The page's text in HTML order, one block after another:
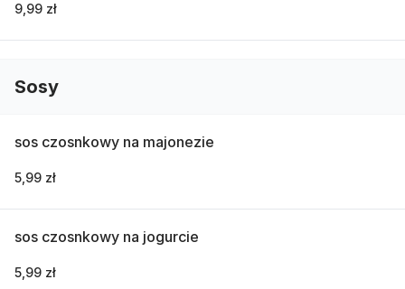
9,99 zł
Sosy
sos czosnkowy na majonezie
5,99 zł
sos czosnkowy na jogurcie
5,99 zł